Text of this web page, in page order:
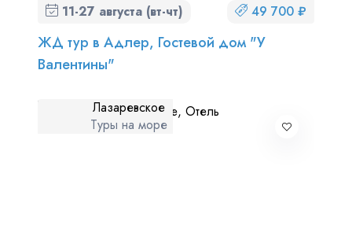
11-27 августа (вт-чт) 49 700 ₽
ЖД тур в Адлер, Гостевой дом "У
Валентины"
Лазаревское
Туры на море